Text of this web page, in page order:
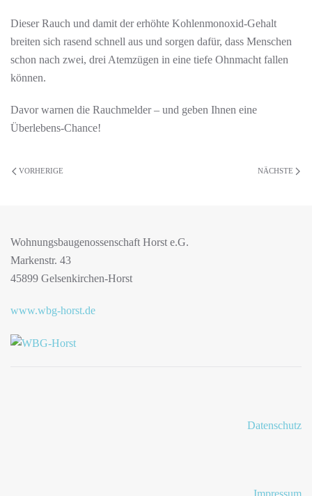
Dieser Rauch und damit der erhöhte Kohlenmonoxid-Gehalt
breiten sich rasend schnell aus und sorgen dafür, dass Menschen
schon nach zwei, drei Atemzügen in eine tiefe Ohnmacht fallen
können.
Davor warnen die Rauchmelder – und geben Ihnen eine
Überlebens-Chance!
VORHERIGE NÄCHSTE
Wohnungsbaugenossenschaft Horst e.G.
Markenstr. 43
45899 Gelsenkirchen-Horst
www.wbg-horst.de
Datenschutz